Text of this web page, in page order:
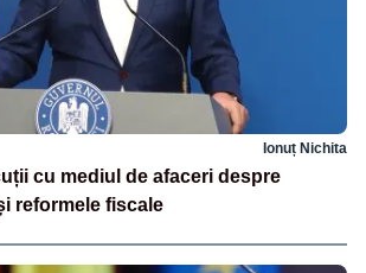
Ionuț Nichita
cu mediul de afaceri despre
reformele fiscale